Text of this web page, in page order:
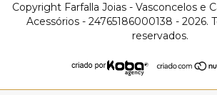
Copyright Farfalla Joias - Vasconcelos e
Acessórios - 24765186000138 - 2026.
reservados.